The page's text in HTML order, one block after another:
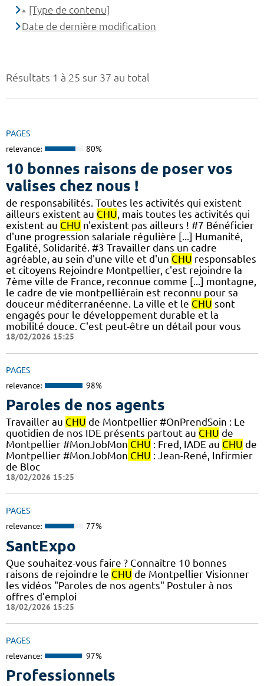
Résultats 1 à 25 sur 37 au total
PAGES
relevance: 80%
10 bonnes raisons de poser vos
valises chez nous !
de responsabilités. Toutes les activités qui existent
ailleurs existent au CHU , mais toutes les activités qui
existent au CHU n'existent pas ailleurs ! #7 Bénéficier
d'une progression salariale régulière [...] Humanité,
Egalité, Solidarité. #3 Travailler dans un cadre
agréable, au sein d'une ville et d'un CHU responsables
et citoyens Rejoindre Montpellier, c'est rejoindre la
7ème ville de France, reconnue comme [...] montagne,
le cadre de vie montpelliérain est reconnu pour sa
douceur méditerranéenne. La ville et le CHU sont
engagés pour le développement durable et la
mobilité douce. C'est peut-être un détail pour vous
18/02/2026 15:25
PAGES
relevance: 98%
Paroles de nos agents
Travailler au CHU de Montpellier #OnPrendSoin : Le
quotidien de nos IDE présents partout au CHU de
Montpellier #MonJobMon CHU : Fred, IADE au CHU de
Montpellier #MonJobMon CHU : Jean-René, Infirmier
de Bloc
18/02/2026 15:25
PAGES
relevance: 77%
SantExpo
Que souhaitez-vous faire ? Connaître 10 bonnes
raisons de rejoindre le CHU de Montpellier Visionner
les vidéos "Paroles de nos agents" Postuler à nos
offres d’emploi
18/02/2026 15:25
PAGES
relevance: 97%
Professionnels
[Type de contenu]
Date de dernière modification